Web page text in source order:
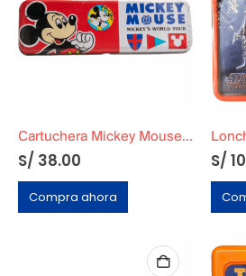
Cartuchera Mickey Mouse Metálica
S/ 38.00
Compra ahora
S/